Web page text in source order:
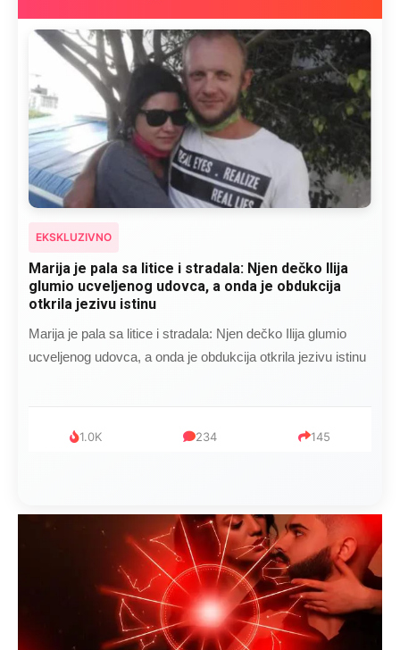
EKSKLUZIVNO
Kad se Marin suprug razbolio ona ga kupala,
pelene mu mijenjala: Jedno jutro je poslao po
čokoladu..
Kad se Marin suprug razbolio ona ga kupala, pelene mu
mijenjala: Jedno jutro je poslao po čokoladu..
999 321 234